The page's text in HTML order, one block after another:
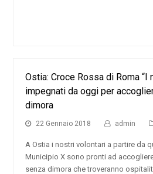
Ostia: Croce Rossa di Roma
impegnati da oggi per
dimora
22 Gennaio 2018 admin
A Ostia i nostri volontari a partire da
Municipio X sono pronti ad
senza dimora che troveranno